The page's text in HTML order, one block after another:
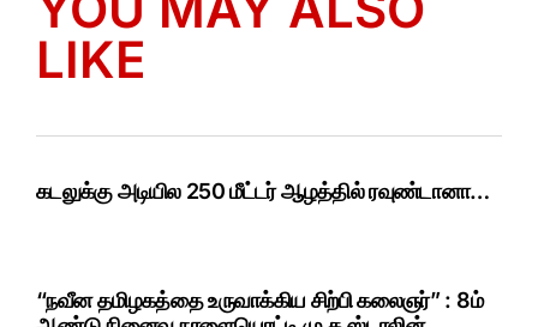
LIKE
கடலுக்கு அடியில 250 மீட்டர் ஆழத்தில் ரவுண்டானா…
“நவீன தமிழகத்தை உருவாக்கிய சிற்பி கலைஞர்” : 8ம்